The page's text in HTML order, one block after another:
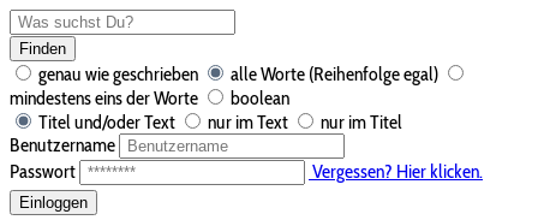
Finden
genau wie geschrieben
alle Worte (Reihenfolge egal)
mindestens eins der Worte
boolean
Titel und/oder Text
nur im Text
nur im Titel
Benutzername
Passwort
Vergessen? Hier klicken.
Einloggen